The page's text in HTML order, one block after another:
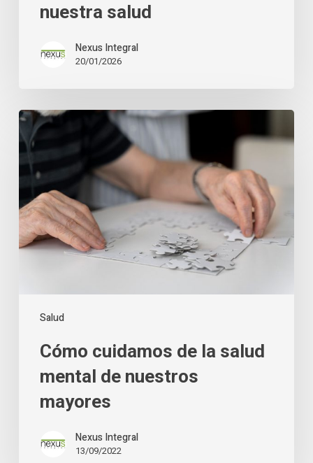
nuestra salud
Nexus Integral
20/01/2026
Salud
Cómo
cuidamos
de
salud
mental
de
nuestros
Cómo cuidamos de la salud
mental de nuestros
mayores
Nexus Integral
13/09/2022